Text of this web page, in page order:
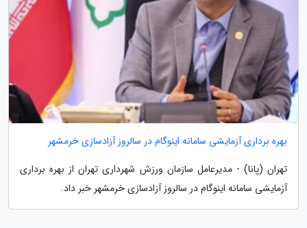
بهره برداری آزمایشی سامانه اینوگام در سالروز آزادسازی خرمشهر
تهران (پانا) - مدیرعامل سازمان ورزش شهرداری تهران از بهره برداری
آزمایشی سامانه اینوگام در سالروز آزادسازی خرمشهر خبر داد.